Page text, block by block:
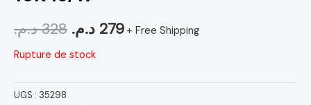
328 د.م. 279 د.م.
+ Free Shipping
Rupture de stock
UGS : 35298